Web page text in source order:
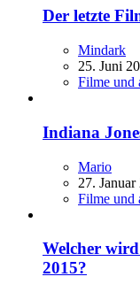
Der letzte
Mindark
25. Juni
Filme und
Indiana
Mario
27.
Filme und
Welcher
2015?